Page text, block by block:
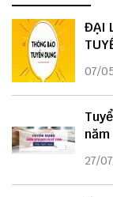
ĐẠI
07/
năm
27/